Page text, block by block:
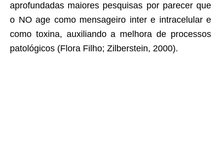
aprofundadas maiores pesquisas por parecer que
o NO age como mensageiro inter e intracelular e
como toxina, auxiliando a melhora de processos
patológicos (Flora Filho; Zilberstein, 2000).